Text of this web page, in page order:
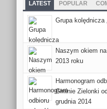
LATEST POPULAR
Grupa kolędnicza
Naszym okiem
2013 roku
Harmonogram
Gminie Zielonki
grudnia 2014